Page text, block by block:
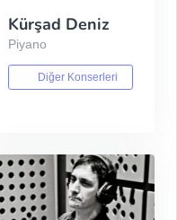
Kürşad Deniz
Piyano
Diğer Konserleri